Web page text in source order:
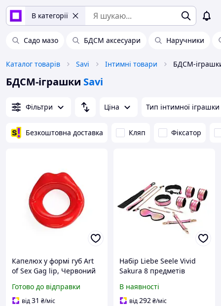
В категорії
Садо мазо БДСМ аксесуари Наручники
Каталог товарів Savi Інтимні товари БДСМ-
БДСМ-іграшки Savi
Фільтри Ціна Тип інтимної іграшки
Безкоштовна доставка Кляп Фіксатор
Капелюх у формі губ Art
of Sex Gag lip, Червоний
Готово до відправки
від31 ₴/міс
Набір Liebe Seele Vivid
Sakura 8 предметів
(SO9502)
В наявності
від292₴/міс